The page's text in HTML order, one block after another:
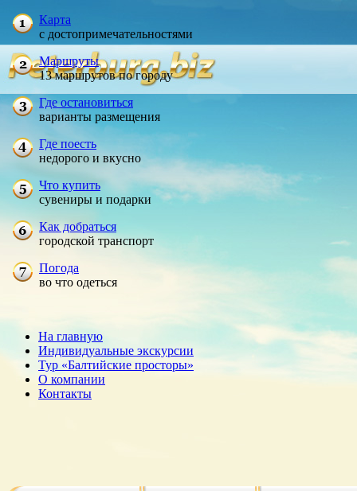
Карта
с достопримечательностями
Маршруты
13 маршрутов по городу
Где остановиться
варианты размещения
Где поесть
недорого и вкусно
Что купить
сувениры и подарки
Как добраться
городской транспорт
Погода
во что одеться
На главную
Индивидуальные экскурсии
Тур «Балтийские просторы»
О компании
Контакты